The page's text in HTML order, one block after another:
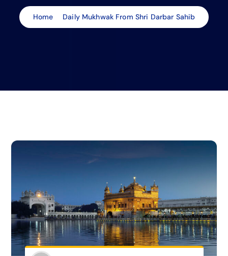
Home Daily Mukhwak From Shri Darbar Sahib